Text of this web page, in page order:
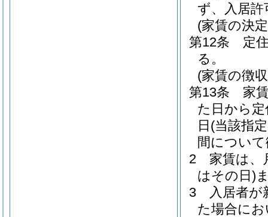
ず、入居
(家賃の決
第12条
定
る。
(家賃の徴
第13条
家
た日から
日 (当該指
間につい
2
家賃は、
はその日)
3
入居者
た場合に